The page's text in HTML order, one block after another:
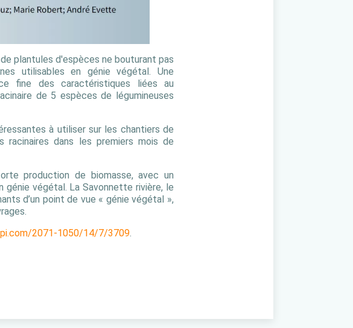
plantules d'espèces ne bouturant pas
utilisables en génie végétal. Une
fine des caractéristiques liées au
de 5 espèces de légumineuses
à utiliser sur les chantiers de
dans les premiers mois de
production de biomasse, avec un
végétal. La Savonnette rivière, le
d’un point de vue « génie végétal »,
2071-1050/14/7/3709.